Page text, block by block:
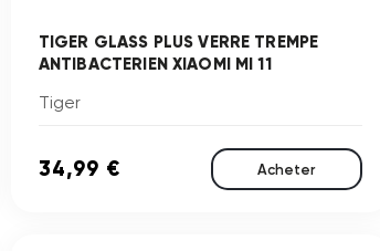
TIGER GLASS PLUS VERRE TREMPE
ANTIBACTERIEN XIAOMI MI 11
Tiger
34,99 € Acheter